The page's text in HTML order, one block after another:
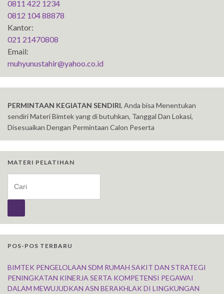
0811 422 1234
0812 104 88878
Kantor:
021 21470808
Email:
muhyunustahir@yahoo.co.id
PERMINTAAN KEGIATAN SENDIRI, Anda bisa Menentukan
sendiri Materi Bimtek yang di butuhkan, Tanggal Dan Lokasi,
Disesuaikan Dengan Permintaan Calon Peserta
MATERI PELATIHAN
POS-POS TERBARU
BIMTEK PENGELOLAAN SDM RUMAH SAKIT DAN STRATEGI
PENINGKATAN KINERJA SERTA KOMPETENSI PEGAWAI
DALAM MEWUJUDKAN ASN BERAKHLAK DI LINGKUNGAN